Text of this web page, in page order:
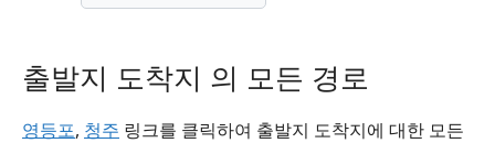
출발지 도착지 의 모든 경로
영등포, 청주 링크를 클릭하여 출발지 도착지에 대한 모든